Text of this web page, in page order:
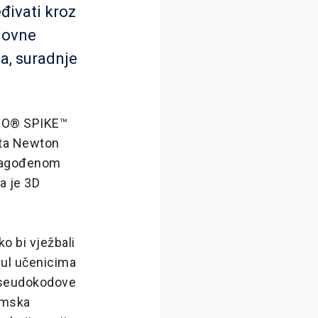
kroz
suradnje
SPIKE™
Newton
je 3D
bi vježbali
učenicima